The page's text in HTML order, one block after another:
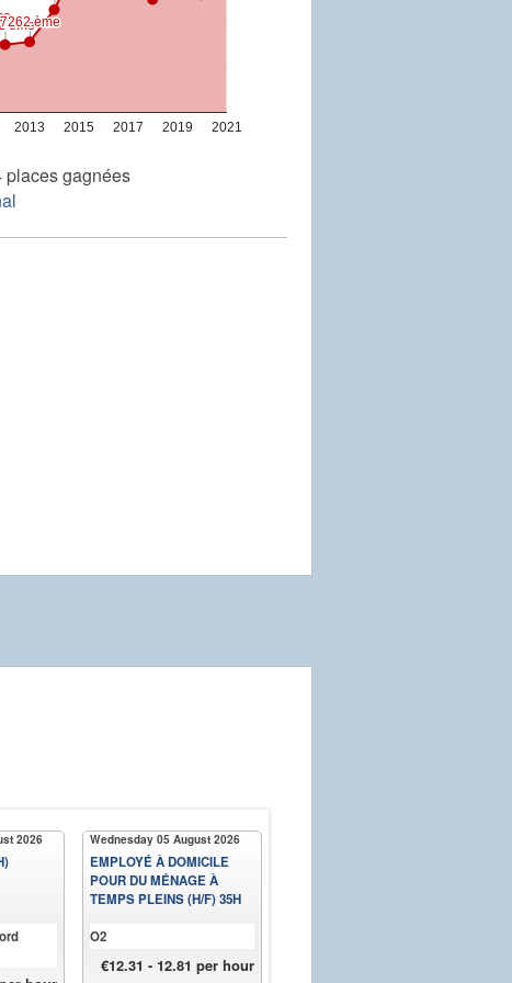
2013 2015 2017 2019 2021
ème
ème
7262 ème
7262 ème
places gagnées
2026 Wednesday 05 August 2026
EMPLOYÉ À DOMICILE
POUR DU MÉNAGE À
TEMPS PLEINS (H/F) 35H
O2
€12.31 - 12.81 per hour